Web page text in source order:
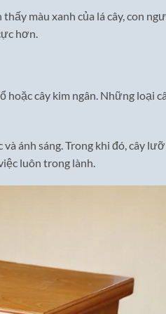
màu xanh của lá cây, con
hơn.
cây kim ngân. Những loại
ánh sáng. Trong khi đó, cây
luôn trong lành.